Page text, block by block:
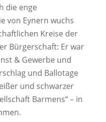
die enge
von Eynern wuchs
Kreise der
Bürgerschaft: Er war
& Gewerbe und
und Ballotage
und schwarzer
Barmens“ – in